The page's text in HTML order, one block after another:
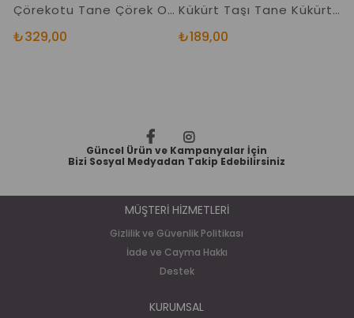
Çörekotu Tane Çörek Otu Yerli 1. Kalite
₺329,00
Kükürt Taşı Tane Kükürt Yenilebilir Kükürt
₺189,00
Güncel Ürün ve Kampanyalar İçin
Bizi Sosyal Medyadan Takip Edebilirsiniz
MÜŞTERİ HİZMETLERİ
Gizlilik ve Güvenlik Politikası
İade ve Cayma Hakkı
Destek
KURUMSAL